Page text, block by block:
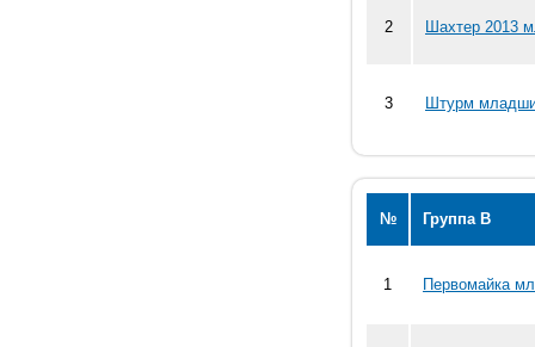
2 Шахтер 2013
3 Штурм
№ Группа В
1 Первомайка